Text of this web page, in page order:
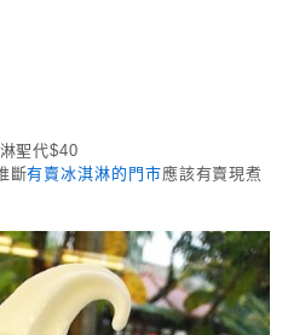
聖代$40
斷有賣冰淇淋的門市應該有賣現煮